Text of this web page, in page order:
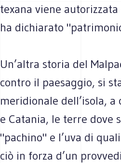
texana viene
ha dichiarato
Un’altra storia del
contro il paesaggio, si
meridionale dell’isola, a
e Catania, le terre dove
"pachino" e l’uva di
ciò in forza d’un